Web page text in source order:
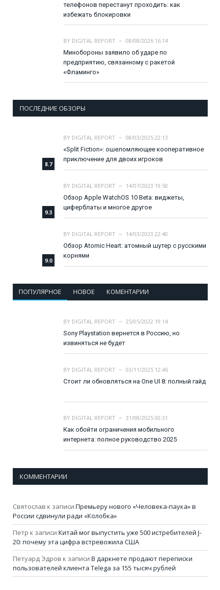
телефонов перестанут проходить: как
избежать блокировки
BY DIGITAL REPORT
08/08/2026 16:14
Минобороны заявило об ударе по
предприятию, связанному с ракетой
«Фламинго»
ПОСЛЕДНИЕ ОБЗОРЫ
8.7
BY DIGITAL REPORT
08/03/2025 22:13
«Split Fiction»: ошеломляющее кооперативное
приключение для двоих игроков
9.3
BY DIGITAL REPORT
14/07/2023 19:50
Обзор Apple WatchOS 10 Beta: виджеты,
циферблаты и многое другое
9.0
BY DIGITAL REPORT
14/03/2023 22:40
Обзор Atomic Heart: атомный шутер с русскими
корнями
ПОПУЛЯРНОЕ НОВОЕ КОМЕНТАРИИ
BY DIGITAL REPORT
25/05/2022 19:14
Sony Playstation вернется в Россию, но
извиняться не будет
BY DIGITAL REPORT
03/11/2025 12:46
Стоит ли обновляться на One UI 8: полный гайд
BY DIGITAL REPORT
31/08/2025 00:31
Как обойти ограничения мобильного
интернета: полное руководство 2025
КОММЕНТАРИИ
Святослав к записи Премьеру нового «Человека-паука» в
России сдвинули ради «Колобка»
Петр к записи Китай мог выпустить уже 500 истребителей J-
20: почему эта цифра встревожила США
Петуард Эдров к записи В даркнете продают переписки
пользователей клиента Telega за 155 тысяч рублей